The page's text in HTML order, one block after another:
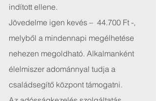
indított ellene.
Jövedelme igen kevés –  44.700 Ft -,
melyből a mindennapi megélhetése
nehezen megoldható. Alkalmanként
élelmiszer adománnyal tudja a
családsegítő központ támogatni.